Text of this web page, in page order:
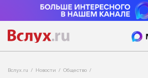
Вслух.ru Новости Общество